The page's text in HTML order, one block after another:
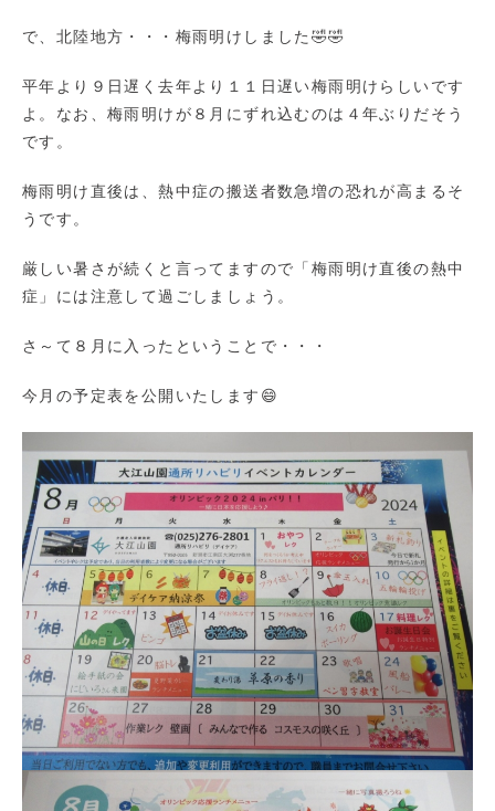
で、北陸地方・・・梅雨明けしました🤣🤣
平年より９日遅く去年より１１日遅い梅雨明けらしいです
よ。なお、梅雨明けが８月にずれ込むのは４年ぶりだそう
です。
梅雨明け直後は、熱中症の搬送者数急増の恐れが高まるそ
うです。
厳しい暑さが続くと言ってますので「梅雨明け直後の熱中
症」には注意して過ごしましょう。
さ～て８月に入ったということで・・・
今月の予定表を公開いたします😄